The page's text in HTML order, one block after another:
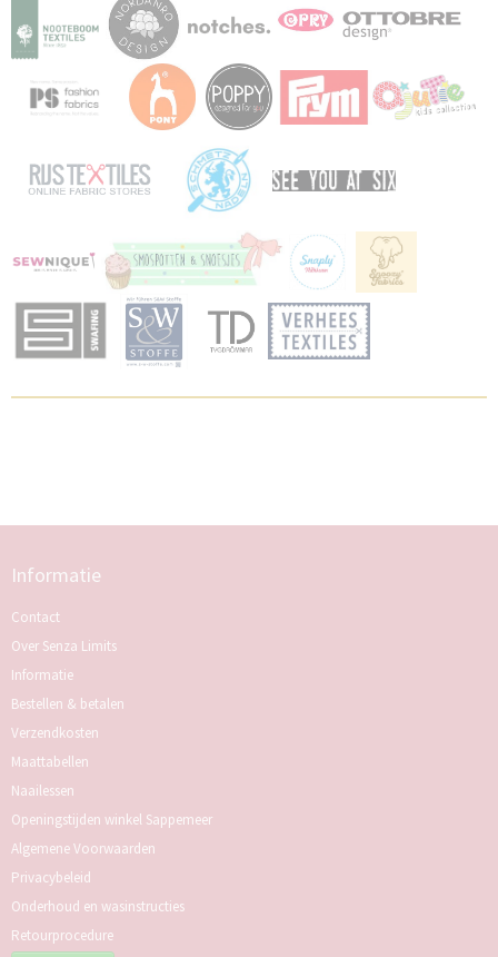
Informatie
Contact
Over Senza Limits
Informatie
Bestellen & betalen
Verzendkosten
Maattabellen
Naailessen
Openingstijden winkel Sappemeer
Algemene Voorwaarden
Privacybeleid
Onderhoud en wasinstructies
Retourprocedure